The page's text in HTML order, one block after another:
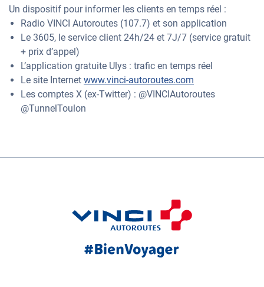
Un dispositif pour informer les clients en temps réel :
Radio VINCI Autoroutes (107.7) et son application
Le 3605, le service client 24h/24 et 7J/7 (service gratuit
+ prix d’appel)
L’application gratuite Ulys : trafic en temps réel
Le site Internet www.vinci-autoroutes.com
Les comptes X (ex-Twitter) : @VINCIAutoroutes
@TunnelToulon